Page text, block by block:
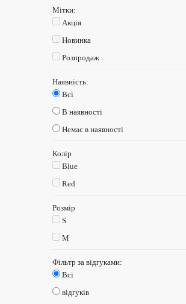
Мітки:
Акція
Новинка
Розпродаж
Наявність:
Всі
В наявності
Немає в наявності
Колір
Blue
Red
Розмір
S
M
Фільтр за відгуками:
Всі
відгуків